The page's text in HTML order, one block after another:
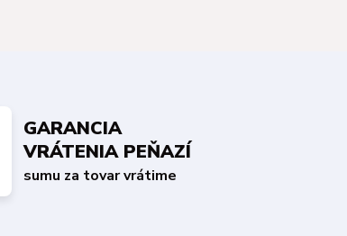
GARANCIA
VRÁTENIA PEŇAZÍ
sumu za tovar vrátime